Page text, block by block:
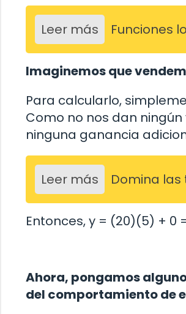
Leer más Funciones
Imaginemos que
Para calcularlo,
Como no nos dan
ninguna ganancia
Leer más Domina
Entonces, y = (20)(5) + 0
Ahora, pongamos
del comportamiento de